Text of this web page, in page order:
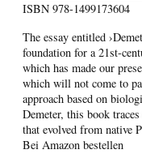
ISBN 978-1499173604
The essay entitled
foundation for a 21st-
which has made our
which will not come to
approach based on
Demeter, this book
that evolved from native
Bei Amazon bestellen